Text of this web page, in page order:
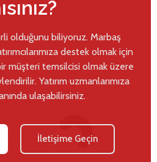
olduğunu biliyoruz. Marbaş
destek olmak için
müşteri temsilcisi olmak üzere
Yatırım uzmanlarımıza
ulaşabilirsiniz.
İletişime Geçin